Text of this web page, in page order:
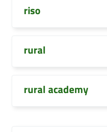
riso
rural
rural academy